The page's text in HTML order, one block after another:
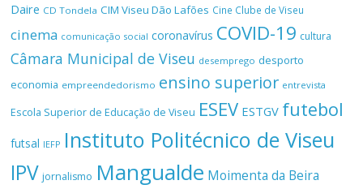
Daire CD Tondela CIM Viseu Dão Lafões Cine Clube de Viseu
cinema comunicação social coronavírus COVID-19 cultura
Câmara Municipal de Viseu desemprego desporto
economia empreendedorismo ensino superior entrevista
Escola Superior de Educação de Viseu ESEV ESTGV futebol
futsal IEFP Instituto Politécnico de Viseu
IPV jornalismo Mangualde Moimenta da Beira